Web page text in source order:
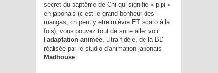
secret du baptême de Chi qui signifie « pipi »
en japonais (c’est le grand bonheur des
mangas, on peut y etre mièvre ET scato à la
fois), vous pouvez tout de suite aller voir
l’adaptation animée , ultra-fidèle, de la BD
réalisée par le studio d’animation japonais
Madhouse